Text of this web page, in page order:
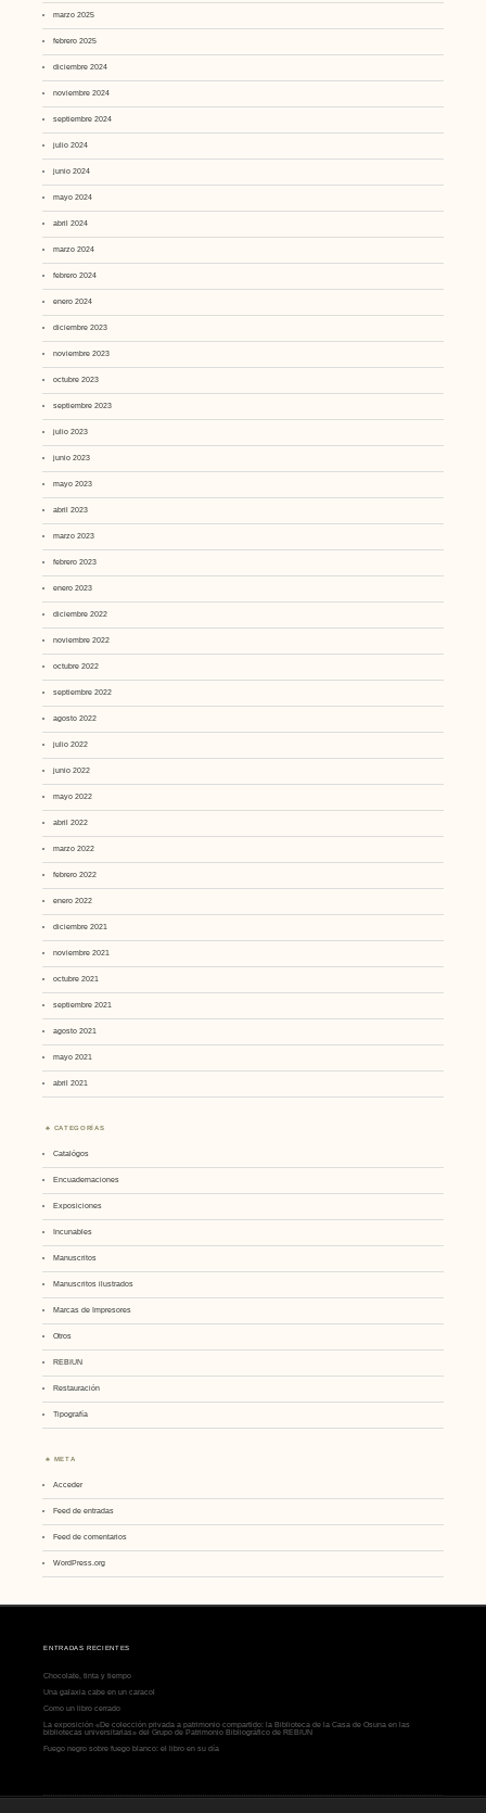
marzo 2025
febrero 2025
diciembre 2024
noviembre 2024
septiembre 2024
julio 2024
junio 2024
mayo 2024
abril 2024
marzo 2024
febrero 2024
enero 2024
diciembre 2023
noviembre 2023
octubre 2023
septiembre 2023
julio 2023
junio 2023
mayo 2023
abril 2023
marzo 2023
febrero 2023
enero 2023
diciembre 2022
noviembre 2022
octubre 2022
septiembre 2022
agosto 2022
julio 2022
junio 2022
mayo 2022
abril 2022
marzo 2022
febrero 2022
enero 2022
diciembre 2021
noviembre 2021
octubre 2021
septiembre 2021
agosto 2021
mayo 2021
abril 2021
CATEGORÍAS
Catalógos
Encuadernaciones
Exposiciones
Incunables
Manuscritos
Manuscritos ilustrados
Marcas de Impresores
Otros
REBIUN
Restauración
Tipografía
META
Acceder
Feed de entradas
Feed de comentarios
WordPress.org
ENTRADAS RECIENTES
Chocolate, tinta y tiempo
Una galaxia cabe en un caracol
Como un libro cerrado
La exposición «De colección privada a patrimonio compartido: la Biblioteca de la Casa de Osuna en las
bibliotecas universitarias» del Grupo de Patrimonio Bibliográfico de REBIUN
Fuego negro sobre fuego blanco: el libro en su día